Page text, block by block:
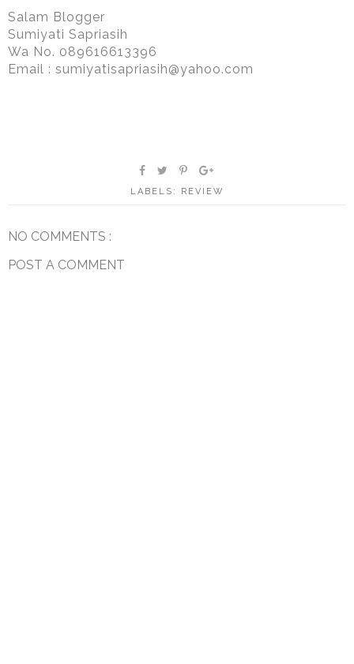
Salam Blogger
Sumiyati Sapriasih
Wa No. 089616613396
Email : sumiyatisapriasih@yahoo.com
LABELS: REVIEW
NO COMMENTS :
POST A COMMENT